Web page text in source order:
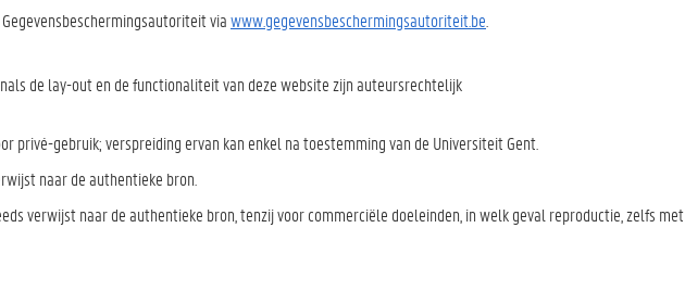
viawww.gegevensbeschermingsautoriteit.be
de lay-out en de functionaliteit van deze website zijn auteursrechtelijk
privé-gebruik; verspreiding ervan kan enkel na toestemming van de Universiteit Gent.
naar de authentieke bron.
verwijst naar de authentieke bron, tenzij voor commerciële doeleinden, in welk geval reproductie, zelfs met